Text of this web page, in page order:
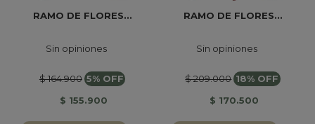
RAMO DE FLORES...
Sin opiniones
$ 164.900 5% OFF
$ 155.900
RAMO DE FLORES...
Sin opiniones
$ 209.000 18% OFF
$ 170.500